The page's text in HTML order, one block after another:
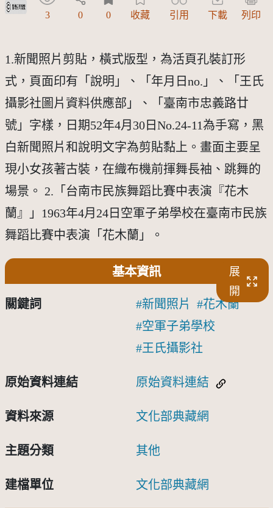
受著作權法保護-僅限於本平台有限度公開瀏覽
3 0 0 收藏 引用 下載 列印
1.新聞照片剪貼，橫式版型，為活頁孔裝訂形
式，頁面印有「說明」、「年月日no.」、「王氏
攝影社圖片資料供應部」、「臺南市忠義路廿
號」字樣，日期52年4月30日No.24-11為手寫，黑
白新聞照片和說明文字為剪貼黏上。畫面主要呈
現小女孩著古裝，在織布機前揮舞長袖、跳舞的
場景。 2.「台南市民族舞蹈比賽中表演『花木
蘭』」1963年4月24日空軍子弟學校在臺南市民族
舞蹈比賽中表演「花木蘭」。
基本資訊
展
開
關鍵詞 新聞照片
花木蘭
空軍子弟學校
王氏攝影社
原始資料連結 原始資料連結
資料來源 文化部典藏網
主題分類 其他
建檔單位 文化部典藏網